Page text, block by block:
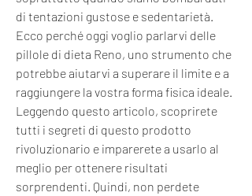
di tentazioni gustose e sedentarietà.
Ecco perché oggi voglio parlarvi delle
pillole di dieta Reno, uno strumento che
potrebbe aiutarvi a superare il limite e a
raggiungere la vostra forma fisica ideale.
Leggendo questo articolo, scoprirete
tutti i segreti di questo prodotto
rivoluzionario e imparerete a usarlo al
meglio per ottenere risultati
sorprendenti. Quindi, non perdete